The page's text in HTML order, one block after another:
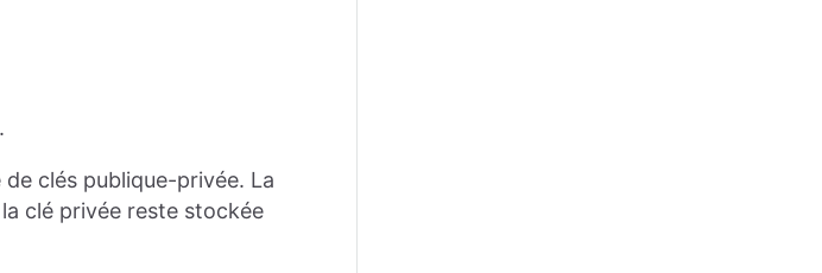
clés publique-privée. La
clé privée reste stockée